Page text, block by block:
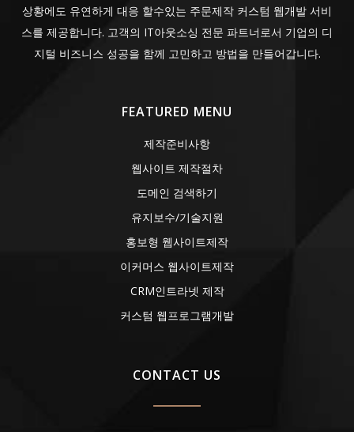
상황에도 유연하게 대응 할수있는 주문제작 커스텀 웹개발 서비
스를 제공합니다. 고객의 IT아웃소싱 전문 파트너로서 기업의 디
지털 비즈니스 성공을 함께 고민하고 방법을 만들어갑니다.
FEATURED MENU
제작준비사항
웹사이트 제작절차
도메인 검색하기
유지보수/기술지원
홍보형 웹사이트제작
이커머스 웹사이트제작
CRM인트라넷 제작
커스텀 웹프로그램개발
CONTACT US